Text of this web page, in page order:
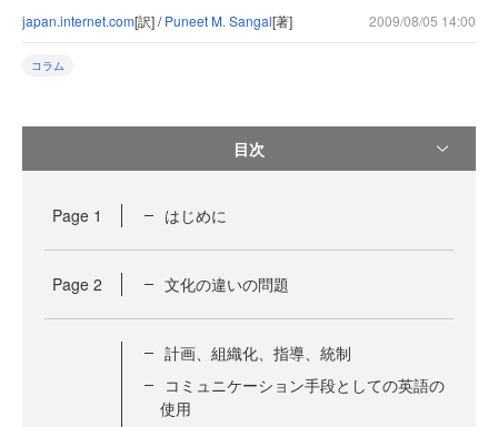
japan.internet.com[訳] /Puneet M. Sangal[著] 2009/08/05 14:00
コラム
目次
Page 1 はじめに
Page 2 文化の違いの問題
計画、組織化、指導、統制
コミュニケーション手段としての英語の
使用